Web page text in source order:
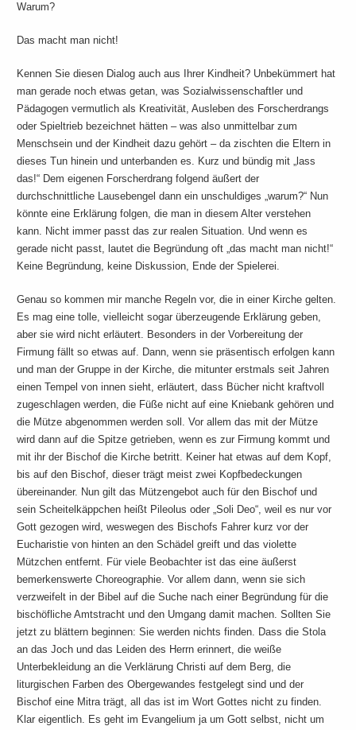
Warum?
Das macht man nicht!
Kennen Sie diesen Dialog auch aus Ihrer Kindheit? Unbekümmert hat
man gerade noch etwas getan, was Sozialwissenschaftler und
Pädagogen vermutlich als Kreativität, Ausleben des Forscherdrangs
oder Spieltrieb bezeichnet hätten – was also unmittelbar zum
Menschsein und der Kindheit dazu gehört – da zischten die Eltern in
dieses Tun hinein und unterbanden es. Kurz und bündig mit „lass
das!“ Dem eigenen Forscherdrang folgend äußert der
durchschnittliche Lausebengel dann ein unschuldiges „warum?“ Nun
könnte eine Erklärung folgen, die man in diesem Alter verstehen
kann. Nicht immer passt das zur realen Situation. Und wenn es
gerade nicht passt, lautet die Begründung oft „das macht man nicht!“
Keine Begründung, keine Diskussion, Ende der Spielerei.
Genau so kommen mir manche Regeln vor, die in einer Kirche gelten.
Es mag eine tolle, vielleicht sogar überzeugende Erklärung geben,
aber sie wird nicht erläutert. Besonders in der Vorbereitung der
Firmung fällt so etwas auf. Dann, wenn sie präsentisch erfolgen kann
und man der Gruppe in der Kirche, die mitunter erstmals seit Jahren
einen Tempel von innen sieht, erläutert, dass Bücher nicht kraftvoll
zugeschlagen werden, die Füße nicht auf eine Kniebank gehören und
die Mütze abgenommen werden soll. Vor allem das mit der Mütze
wird dann auf die Spitze getrieben, wenn es zur Firmung kommt und
mit ihr der Bischof die Kirche betritt. Keiner hat etwas auf dem Kopf,
bis auf den Bischof, dieser trägt meist zwei Kopfbedeckungen
übereinander. Nun gilt das Mützengebot auch für den Bischof und
sein Scheitelkäppchen heißt Pileolus oder „Soli Deo“, weil es nur vor
Gott gezogen wird, weswegen des Bischofs Fahrer kurz vor der
Eucharistie von hinten an den Schädel greift und das violette
Mützchen entfernt. Für viele Beobachter ist das eine äußerst
bemerkenswerte Choreographie. Vor allem dann, wenn sie sich
verzweifelt in der Bibel auf die Suche nach einer Begründung für die
bischöfliche Amtstracht und den Umgang damit machen. Sollten Sie
jetzt zu blättern beginnen: Sie werden nichts finden. Dass die Stola
an das Joch und das Leiden des Herrn erinnert, die weiße
Unterbekleidung an die Verklärung Christi auf dem Berg, die
liturgischen Farben des Obergewandes festgelegt sind und der
Bischof eine Mitra trägt, all das ist im Wort Gottes nicht zu finden.
Klar eigentlich. Es geht im Evangelium ja um Gott selbst, nicht um